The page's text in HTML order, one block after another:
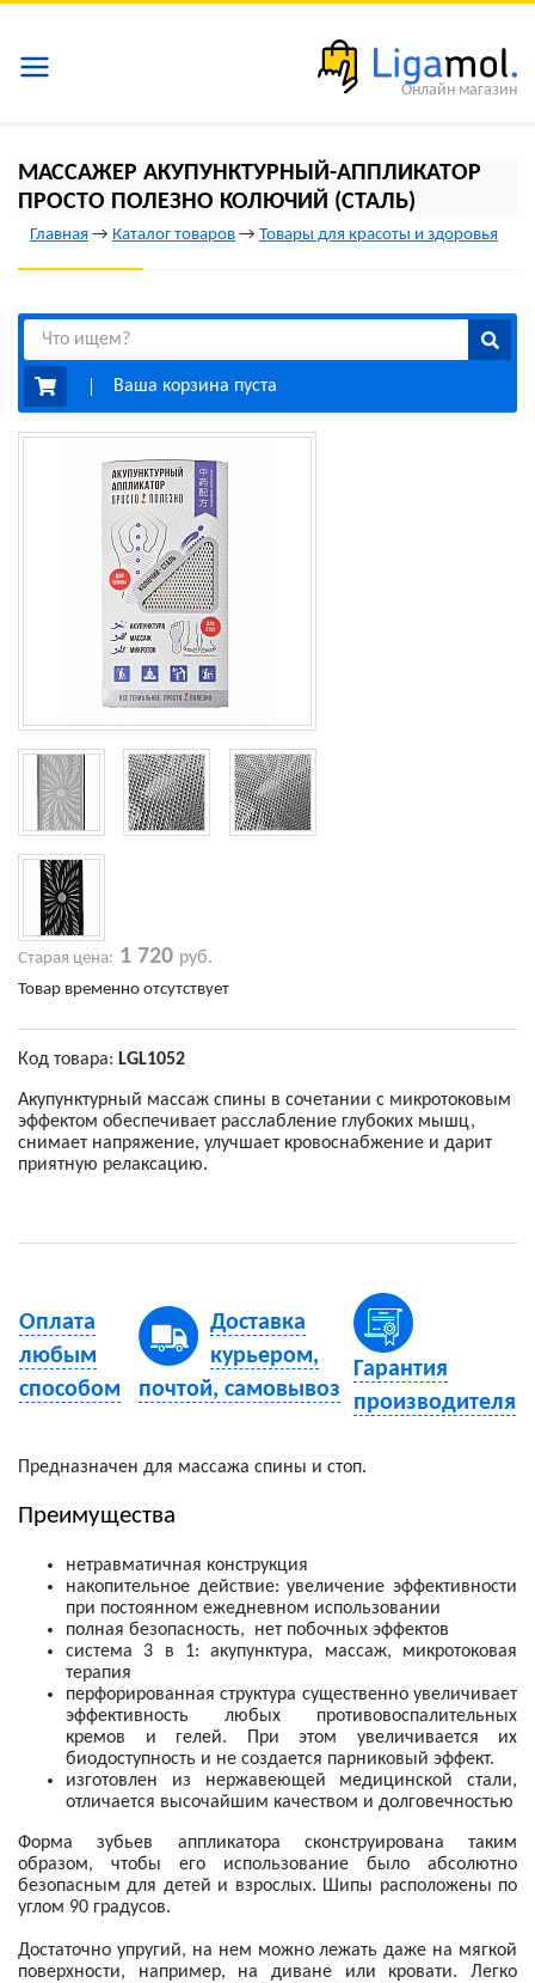
МАССАЖЕР АКУПУНКТУРНЫЙ-АППЛИКАТОР
ПРОСТО ПОЛЕЗНО КОЛЮЧИЙ (СТАЛЬ)
Главная → Каталог товаров → Товары для красоты и здоровья
Ваша корзина пуста
Старая цена: 1 720 руб.
Товар временно отсутствует
Код товара: LGL1052
Акупунктурный массаж спины в сочетании с микротоковым
эффектом обеспечивает расслабление глубоких мышц,
снимает напряжение, улучшает кровоснабжение и дарит
приятную релаксацию.
Оплата
любым
способом
Доставка
курьером,
почтой, самовывоз
Гарантия
производителя
Предназначен для массажа спины и стоп.
Преимущества
нетравматичная конструкция
накопительное действие: увеличение эффективности
при постоянном ежедневном использовании
полная безопасность, нет побочных эффектов
система 3 в 1: акупунктура, массаж, микротоковая
терапия
перфорированная структура существенно увеличивает
эффективность любых противовоспалительных
кремов и гелей. При этом увеличивается их
биодоступность и не создается парниковый эффект.
изготовлен из нержавеющей медицинской стали,
отличается высочайшим качеством и долговечностью
Форма зубьев аппликатора сконструирована таким
образом, чтобы его использование было абсолютно
безопасным для детей и взрослых. Шипы расположены по
углом 90 градусов.
Достаточно упругий, на нем можно лежать даже на мягкой
поверхности, например, на диване или кровати. Легко
Онлайн магазин